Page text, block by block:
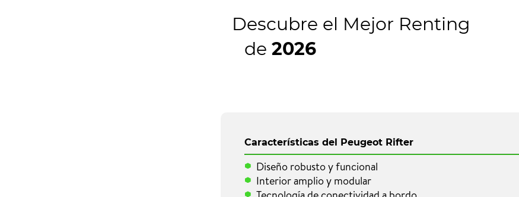
Descubre el Mejor Renting
de 2026
Características del Peugeot Rifter
Diseño robusto y funcional
Interior amplio y modular